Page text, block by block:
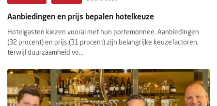
Aanbiedingen en prijs bepalen hotelkeuze
Hotelgasten kiezen vooral met hun portemonnee. Aanbiedingen
(32 procent) en prijs (31 procent) zijn belangrijke keuzefactoren,
terwijl duurzaamheid vo...